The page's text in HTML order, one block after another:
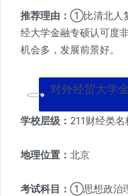
推荐理由： ①比清北人
经大学金融专硕认可度
机会多，发展前景好。
对外经贸大学
学校层级： 211财经类名
地理位置： 北京
考试科目： ①思想政治